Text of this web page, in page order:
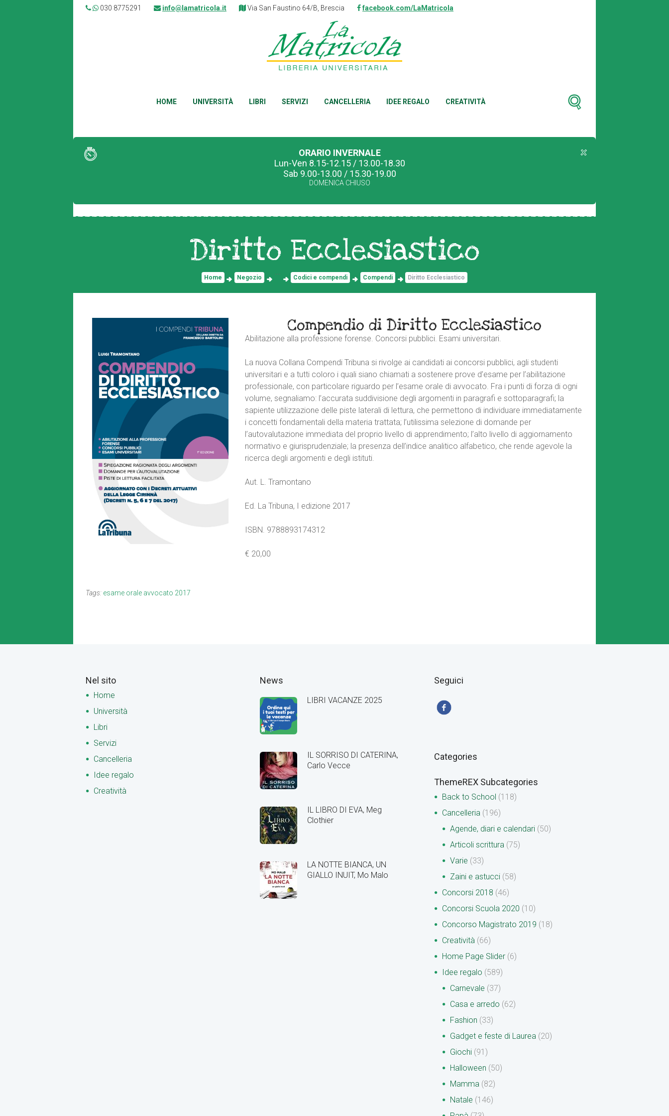
030 8775291 info@lamatricola.it Via San Faustino 64/B, Brescia facebook.com/LaMatricola
HOME UNIVERSITÀ LIBRI SERVIZI CANCELLERIA IDEE REGALO CREATIVITÀ
ORARIO INVERNALE
Lun-Ven 8.15-12.15 / 13.00-18.30
Sab 9.00-13.00 / 15.30-19.00
DOMENICA CHIUSO
Diritto Ecclesiastico
Home Negozio
...
Codici e compendi Compendi Diritto Ecclesiastico
Compendio di Diritto Ecclesiastico
Abilitazione alla professione forense. Concorsi pubblici. Esami universitari.
La nuova Collana Compendi Tribuna si rivolge ai candidati ai concorsi pubblici, agli studenti
universitari e a tutti coloro i quali siano chiamati a sostenere prove d’esame per l’abilitazione
professionale, con particolare riguardo per l’esame orale di avvocato. Fra i punti di forza di ogni
volume, segnaliamo: l’accurata suddivisione degli argomenti in paragrafi e sottoparagrafi; la
sapiente utilizzazione delle piste laterali di lettura, che permettono di individuare immediatamente
i concetti fondamentali della materia trattata; l’utilissima selezione di domande per
l’autovalutazione immediata del proprio livello di apprendimento; l’alto livello di aggiornamento
normativo e giurisprudenziale; la presenza dell’indice analitico alfabetico, che rende agevole la
ricerca degli argomenti e degli istituti.
Aut. L. Tramontano
Ed. La Tribuna, I edizione 2017
ISBN. 9788893174312
€ 20,00
Tags: esame orale avvocato 2017
Nel sito
Home
Università
Libri
Servizi
Cancelleria
Idee regalo
Creatività
News
LIBRI VACANZE 2025
IL SORRISO DI CATERINA,
Carlo Vecce
IL LIBRO DI EVA, Meg
Clothier
LA NOTTE BIANCA, UN
GIALLO INUIT, Mo Malo
Seguici
Categories
ThemeREX Subcategories
Back to School (118)
Cancelleria (196)
Agende, diari e calendari (50)
Articoli scrittura (75)
Varie (33)
Zaini e astucci (58)
Concorsi 2018 (46)
Concorsi Scuola 2020 (10)
Concorso Magistrato 2019 (18)
Creatività (66)
Home Page Slider (6)
Idee regalo (589)
Carnevale (37)
Casa e arredo (62)
Fashion (33)
Gadget e feste di Laurea (20)
Giochi (91)
Halloween (50)
Mamma (82)
Natale (146)